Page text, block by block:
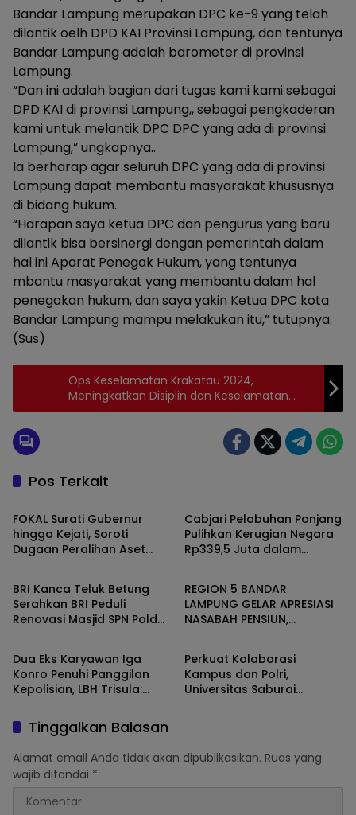
Bandar Lampung merupakan DPC ke-9 yang telah
dilantik oelh DPD KAI Provinsi Lampung, dan tentunya
Bandar Lampung adalah barometer di provinsi
Lampung.
“Dan ini adalah bagian dari tugas kami kami sebagai
DPD KAI di provinsi Lampung,, sebagai pengkaderan
kami untuk melantik DPC DPC yang ada di provinsi
Lampung,” ungkapnya..
Ia berharap agar seluruh DPC yang ada di provinsi
Lampung dapat membantu masyarakat khususnya
di bidang hukum.
“Harapan saya ketua DPC dan pengurus yang baru
dilantik bisa bersinergi dengan pemerintah dalam
hal ini Aparat Penegak Hukum, yang tentunya
mbantu masyarakat yang membantu dalam hal
penegakan hukum, dan saya yakin Ketua DPC kota
Bandar Lampung mampu melakukan itu,” tutupnya.
(Sus)
Ops Keselamatan Krakatau 2024,
Meningkatkan Disiplin dan Keselamatan
Berlalu Lintas
Pos Terkait
Kota Bandar Lampung
FOKAL Surati Gubernur
hingga Kejati, Soroti
Dugaan Peralihan Aset
Cabjari Pelabuhan Panjang
Pulihkan Kerugian Negara
Rp339,5 Juta dalam
Telukbetung Selatan
Kota Bandar Lampung
BRI Kanca Teluk Betung
Serahkan BRI Peduli
Renovasi Masjid SPN Polda
Sarana Ibadah
Kota Bandar Lampung
REGION 5 BANDAR
LAMPUNG GELAR APRESIASI
NASABAH PENSIUN,
Kota Bandar Lampung
Dua Eks Karyawan Iga
Konro Penuhi Panggilan
Kepolisian, LBH Trisula:
Kepolisian Lebih Objektif”
Kota Bandar Lampung
Perkuat Kolaborasi
Kampus dan Polri,
Universitas Saburai
Tinggalkan Balasan
Alamat email Anda tidak akan dipublikasikan. Ruas yang
wajib ditandai *